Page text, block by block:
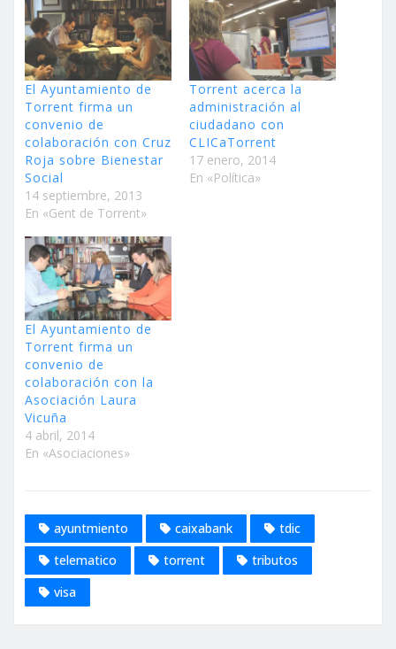
El Ayuntamiento de
Torrent firma un
convenio de
colaboración con Cruz
Roja sobre Bienestar
Social
14 septiembre, 2013
En «Gent de Torrent»
Torrent acerca la
administración al
ciudadano con
CLICaTorrent
17 enero, 2014
En «Política»
El Ayuntamiento de
Torrent firma un
convenio de
colaboración con la
Asociación Laura
Vicuña
4 abril, 2014
En «Asociaciones»
ayuntmiento caixabank
tdic
telematico
torrent
tributos
visa